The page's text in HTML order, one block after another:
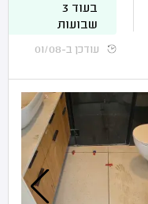
בעוד 3
שבועות
עודכן ב-01/08